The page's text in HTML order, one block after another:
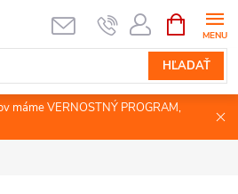
HĽADAŤ
KOŠÍK
máme VERNOSTNÝ PROGRAM,